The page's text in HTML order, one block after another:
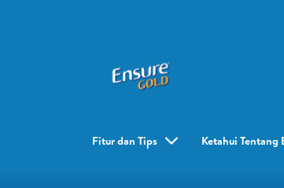
Fitur dan Tips Ketahui Tentang